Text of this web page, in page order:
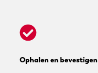
Ophalen en bevestigen